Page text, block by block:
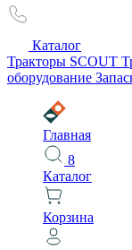
Каталог
Тракторы SCOUT
оборудование
Главная
8
Каталог
Корзина